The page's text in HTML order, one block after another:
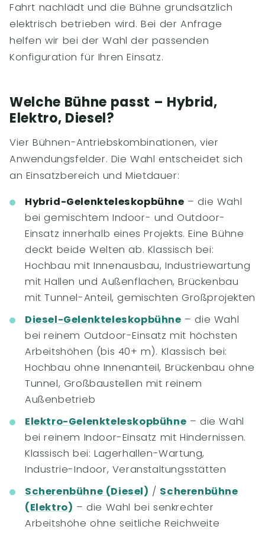
Fahrt nachlädt und die Bühne grundsätzlich
elektrisch betrieben wird. Bei der Anfrage
helfen wir bei der Wahl der passenden
Konfiguration für Ihren Einsatz.
Welche Bühne passt – Hybrid,
Elektro, Diesel?
Vier Bühnen-Antriebskombinationen, vier
Anwendungsfelder. Die Wahl entscheidet sich
an Einsatzbereich und Mietdauer:
Hybrid-Gelenkteleskopbühne – die Wahl
bei gemischtem Indoor- und Outdoor-
Einsatz innerhalb eines Projekts. Eine Bühne
deckt beide Welten ab. Klassisch bei:
Hochbau mit Innenausbau, Industriewartung
mit Hallen und Außenflächen, Brückenbau
mit Tunnel-Anteil, gemischten Großprojekten
Diesel-Gelenkteleskopbühne – die Wahl
bei reinem Outdoor-Einsatz mit höchsten
Arbeitshöhen (bis 40+ m). Klassisch bei:
Hochbau ohne Innenanteil, Brückenbau ohne
Tunnel, Großbaustellen mit reinem
Außenbetrieb
Elektro-Gelenkteleskopbühne – die Wahl
bei reinem Indoor-Einsatz mit Hindernissen.
Klassisch bei: Lagerhallen-Wartung,
Industrie-Indoor, Veranstaltungsstätten
Scherenbühne (Diesel) / Scherenbühne
(Elektro) – die Wahl bei senkrechter
Arbeitshöhe ohne seitliche Reichweite